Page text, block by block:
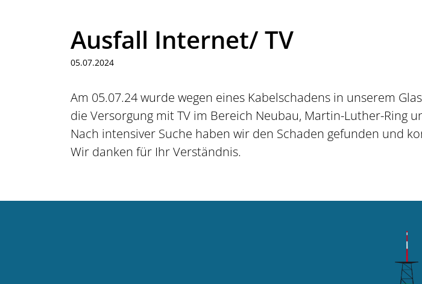
Ausfall Internet/ TV
05.07.2024
Am 05.07.24 wurde wegen eines Kabelschadens in unserem
die Versorgung mit TV im Bereich Neubau, Martin-Luther-Ring
Nach intensiver Suche haben wir den Schaden gefunden und
Wir danken für Ihr Verständnis.